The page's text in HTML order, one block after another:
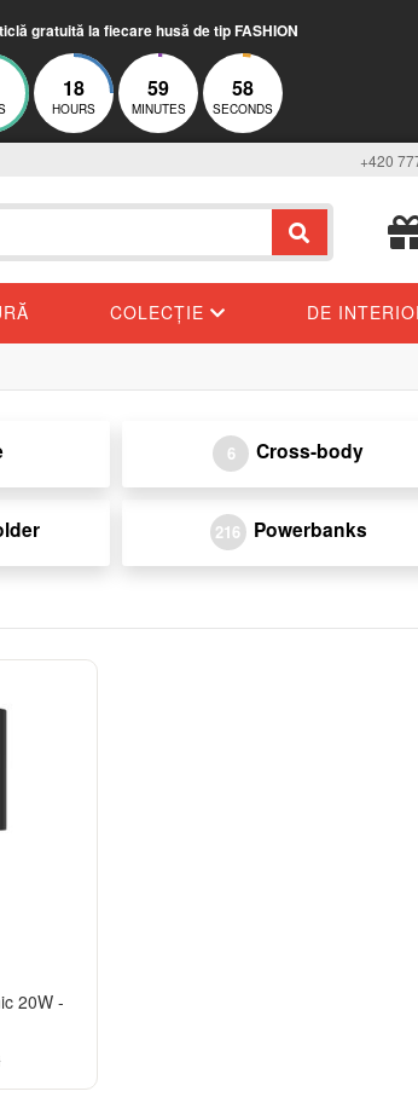
gratuită la fiecare husă de tip FASHION
18
HOURS
59
MINUTES
58
SECONDS
+420
COLECȚIE DE
6 Cross-body
216 Powerbanks
20W -